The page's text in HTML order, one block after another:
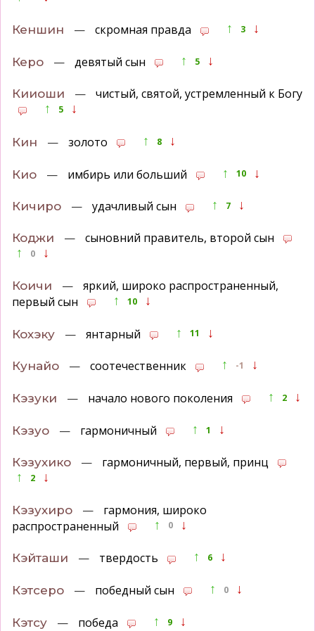
Кеншин — скромная правда ↑ 3 ↓
Керо — девятый сын ↑ 5 ↓
Кииоши — чистый, святой, устремленный к Богу
↑ 5 ↓
Кин — золото ↑ 8 ↓
Кио — имбирь или больший ↑ 10 ↓
Кичиро — удачливый сын ↑ 7 ↓
Коджи — сыновний правитель, второй сын
↑ 0 ↓
Коичи —
яркий, широко распространенный,
первый сын
↑ 10 ↓
Кохэку — янтарный ↑ 11 ↓
Кунайо — соотечественник ↑ -1 ↓
Кэзуки — начало нового поколения ↑ 2 ↓
Кэзуо — гармоничный ↑ 1 ↓
Кэзухико — гармоничный, первый, принц
↑ 2 ↓
Кэзухиро —
гармония, широко
распространенный
↑ 0 ↓
Кэйташи — твердость ↑ 6 ↓
Кэтсеро — победный сын ↑ 0 ↓
Кэтсу — победа ↑ 9 ↓